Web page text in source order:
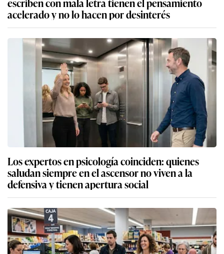
acelerado y no lo hacen por desinterés
Los expertos en psicología coinciden: quienes
saludan siempre en el ascensor no viven a la
defensiva y tienen apertura social